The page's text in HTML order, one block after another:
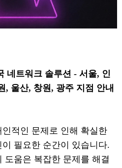
네트워크 솔루션 - 서울, 인
, 울산, 창원, 광주 지점 안내
적인 문제로 인해 확실한
필요한 순간이 있습니다.
도움은 복잡한 문제를 해결